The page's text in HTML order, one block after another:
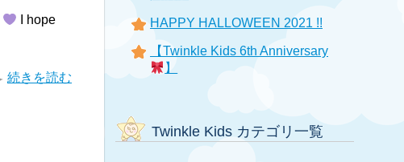
I hope
続きを読む
HAPPY HALLOWEEN 2021 !!
【Twinkle Kids 6th Anniversary
】
Twinkle Kids カテゴリ一覧